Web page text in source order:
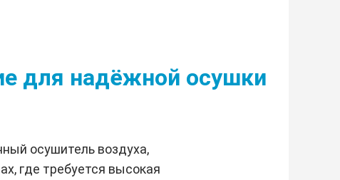
для надёжной осушки
осушитель воздуха,
где требуется высокая